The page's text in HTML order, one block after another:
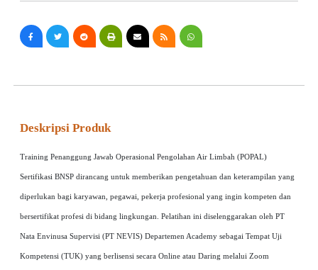
Deskripsi Produk
Training Penanggung Jawab Operasional Pengolahan Air Limbah (POPAL)
Sertifikasi BNSP dirancang untuk memberikan pengetahuan dan keterampilan yang
diperlukan bagi karyawan, pegawai, pekerja profesional yang ingin kompeten dan
bersertifikat profesi di bidang lingkungan. Pelatihan ini diselenggarakan oleh PT
Nata Envinusa Supervisi (PT NEVIS) Departemen Academy sebagai Tempat Uji
Kompetensi (TUK) yang berlisensi secara Online atau Daring melalui Zoom